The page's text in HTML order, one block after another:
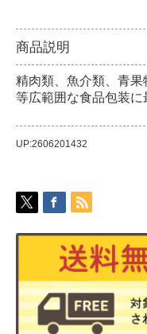
商品説明
精肉類、魚介類、青
等広範囲な食品包装に
UP:2606201432